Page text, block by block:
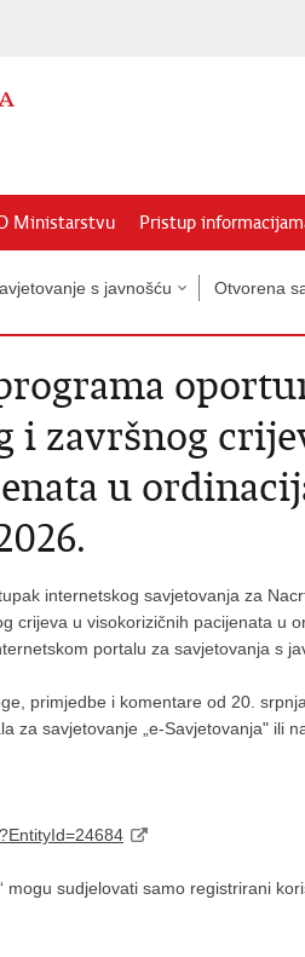
Ministarstvu Pristup
s javnošću Otvorena
i završnog
u
internetskog savjetovanja za
crijeva u visokorizičnih pacijenata u
portalu za savjetovanja s
primjedbe i komentare od 20.
za savjetovanje „e-Savjetovanja" ili
mogu sudjelovati samo registrirani